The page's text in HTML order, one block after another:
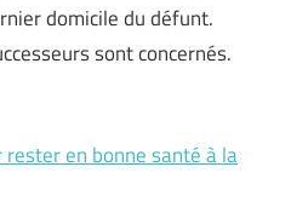
domicile du défunt.
sont concernés.
en bonne santé à la